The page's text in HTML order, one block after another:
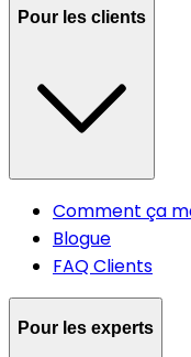
Pour les clients
Comment ça
Blogue
FAQ Clients
Pour les experts